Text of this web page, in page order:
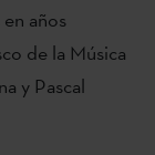
años
de la Música
y Pascal